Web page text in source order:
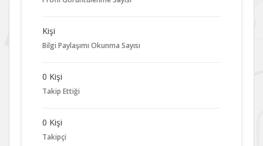
Kişi
Bilgi Paylaşımı Okunma Sayısı
0 Kişi
Takip Ettiği
0 Kişi
Takipçi